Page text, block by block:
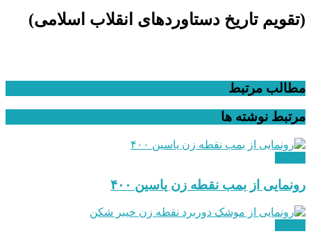
(تقویم تاریخ دستاوردهای انقلاب اسلامی​)
مطالب مرتبط
مرتبط نوشته ها
رونمایی از بمب نقطه زن یاسین ۴۰۰